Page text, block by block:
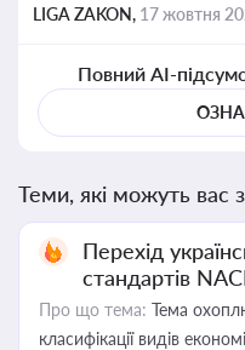
LIGA ZAKON, 17 жовтня
Повний AI-
Теми, які можуть вас
Перехід
стандартів
Про що тема: Тема
класифікації видів